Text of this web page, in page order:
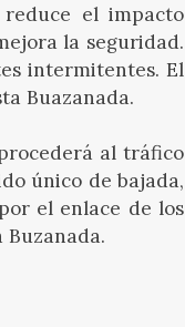
el impacto
la seguridad.
intermitentes. El
Buazanada.
al tráfico
único de bajada,
el enlace de los
Buzanada.